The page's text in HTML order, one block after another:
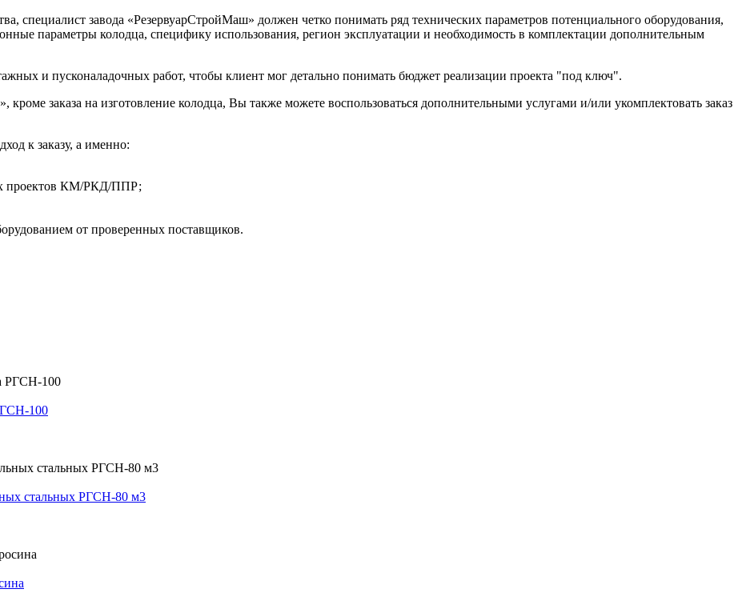
специалист завода «РезервуарСтройМаш» должен четко понимать ряд технических параметров потенциального оборудования,
параметры колодца, специфику использования, регион эксплуатации и необходимость в комплектации дополнительным
и пусконаладочных работ, чтобы клиент мог детально понимать бюджет реализации проекта "под ключ".
заказа на изготовление колодца, Вы также можете воспользоваться дополнительными услугами и/или укомплектовать заказ
к заказу, а именно:
проектов КМ/РКД/ППР;
от проверенных поставщиков.
100
стальных РГСН-80 м3